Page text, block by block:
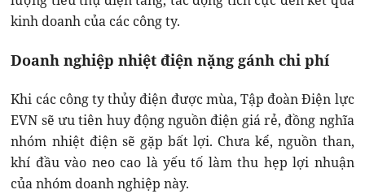
kinh doanh của các công ty.
Doanh nghiệp nhiệt điện nặng gánh chi phí
Khi các công ty thủy điện được mùa, Tập đoàn Điện lực
EVN sẽ ưu tiên huy động nguồn điện giá rẻ, đồng nghĩa
nhóm nhiệt điện sẽ gặp bất lợi. Chưa kể, nguồn than,
khí đầu vào neo cao là yếu tố làm thu hẹp lợi nhuận
của nhóm doanh nghiệp này.